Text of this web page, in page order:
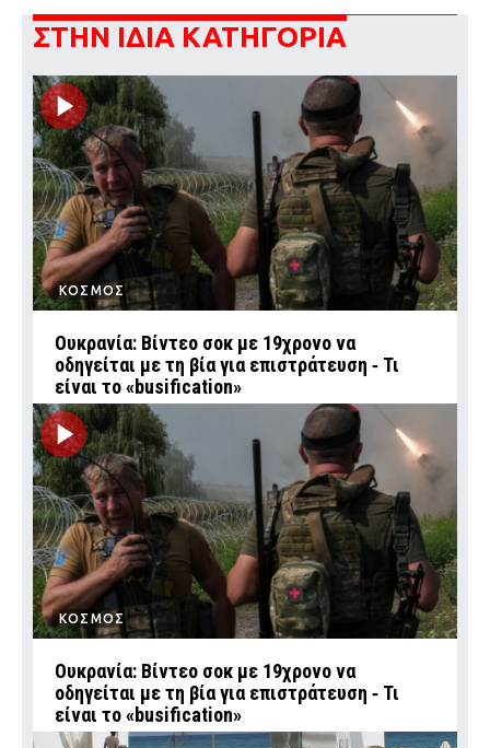
ΣΤΗΝ ΙΔΙΑ ΚΑΤΗΓΟΡΙΑ
ΚΟΣΜΟΣ
Ουκρανία: Βίντεο σοκ με 19χρονο να
οδηγείται με τη βία για επιστράτευση ‑ Τι
είναι το «busification»
ΚΟΣΜΟΣ
Ουκρανία: Βίντεο σοκ με 19χρονο να
οδηγείται με τη βία για επιστράτευση ‑ Τι
είναι το «busification»